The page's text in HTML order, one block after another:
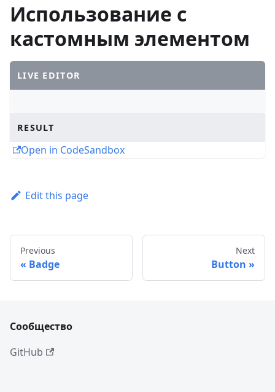
Использование с
кастомным элементом
LIVE EDITOR
RESULT
Open in CodeSandbox
Edit this page
Previous
Badge
Next
Button
Сообщество
GitHub